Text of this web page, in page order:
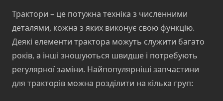
Трактори – це потужна техніка з численними
деталями, кожна з яких виконує свою функцію.
Деякі елементи трактора можуть служити багато
років, а інші зношуються швидше і потребують
регулярної заміни. Найпопулярніші запчастини
для тракторів можна розділити на кілька груп: